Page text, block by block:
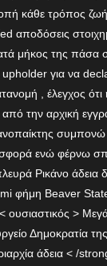
κάθε τρόπος
αποδόσεις
μήκος της πάσα
για να
, έλεγχος
την αρχική
συμπονώ
ενώ φέρνω
Ρικάνο άδεια
φήμη Beaver State
>
Δημοκρατία
άδεια < /